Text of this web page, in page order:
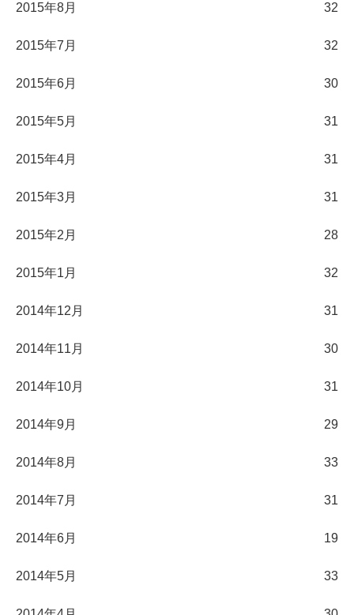
2015年8月 32
2015年7月 32
2015年6月 30
2015年5月 31
2015年4月 31
2015年3月 31
2015年2月 28
2015年1月 32
2014年12月 31
2014年11月 30
2014年10月 31
2014年9月 29
2014年8月 33
2014年7月 31
2014年6月 19
2014年5月 33